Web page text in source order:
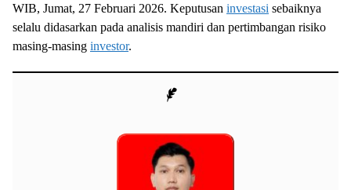
WIB, Jumat, 27 Februari 2026. Keputusan investasi sebaiknya
selalu didasarkan pada analisis mandiri dan pertimbangan risiko
masing-masing investor.